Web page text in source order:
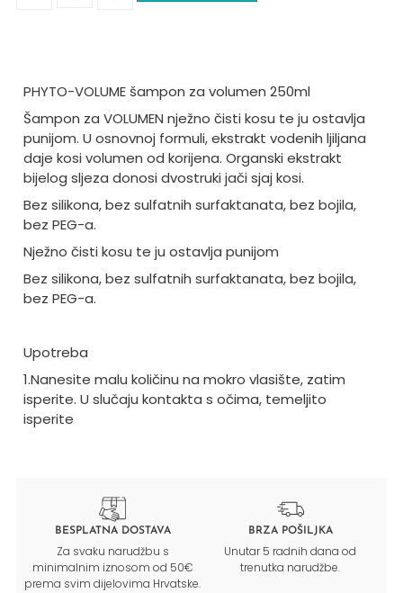
PHYTO-VOLUME šampon za volumen 250ml
Šampon za VOLUMEN nježno čisti kosu te ju ostavlja
punijom. U osnovnoj formuli, ekstrakt vodenih ljiljana
daje kosi volumen od korijena. Organski ekstrakt
bijelog sljeza donosi dvostruki jači sjaj kosi.
Bez silikona, bez sulfatnih surfaktanata, bez bojila,
bez PEG-a.
Nježno čisti kosu te ju ostavlja punijom
Bez silikona, bez sulfatnih surfaktanata, bez bojila,
bez PEG-a.
Upotreba
1.Nanesite malu količinu na mokro vlasište, zatim
isperite. U slučaju kontakta s očima, temeljito
isperite
BESPLATNA DOSTAVA
Za svaku narudžbu s
minimalnim iznosom od 50€
prema svim dijelovima Hrvatske.
BRZA POŠILJKA
Unutar 5 radnih dana od
trenutka narudžbe.